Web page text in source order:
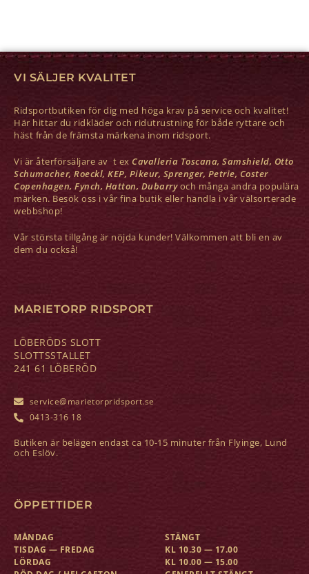
VI SÄLJER KVALITET
Ridsportbutiken för dig med höga krav på service och kvalitet!
Här hittar du ridkläder och ridutrustning för både ryttare och
häst från de främsta märkena inom ridsport.
Vi är återförsäljare av t ex Cavalleria Toscana, Samshield, Otto
Schumacher, Roeckl, KEP, Pikeur, Sprenger, Petrie, Coster
Copenhagen, Fynch, Hatton, Dubarryoch många andra populära
märken. Besök oss i vår fina butik eller handla i vår välsorterade
webbshop!
Vår största tillgång är nöjda kunder! Välkommen att bli en av
dem du också!
MARIETORP RIDSPORT
LÖBERÖDS SLOTT
SLOTTSSTALLET
241 61 LÖBERÖD
service@marietorpridsport.se
0413-316 18
Butiken är belägen endast ca 10-15 minuter från Flyinge, Lund
och Eslöv.
ÖPPETTIDER
MÅNDAG
TISDAG — FREDAG
LÖRDAG
STÄNGT
KL 10.30 — 17.00
KL 10.00 — 15.00